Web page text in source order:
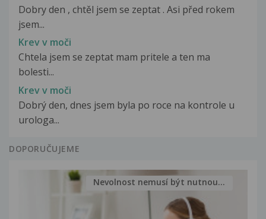
Dobry den , chtěl jsem se zeptat . Asi před rokem
jsem...
Krev v moči
Chtela jsem se zeptat mam pritele a ten ma
bolesti...
Krev v moči
Dobrý den, dnes jsem byla po roce na kontrole u
urologa...
DOPORUČUJEME
Nevolnost nemusí být nutnou...